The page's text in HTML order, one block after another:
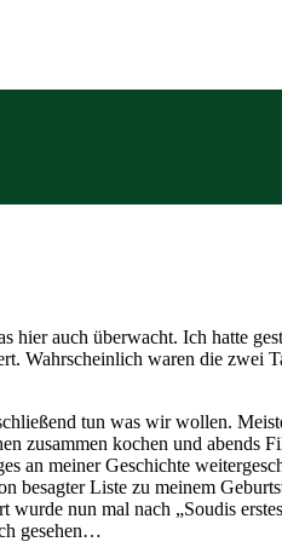
auch überwacht. Ich hatte
Wahrscheinlich waren die zwei
tun was wir wollen.
zusammen kochen und abends
an meiner Geschichte
Liste zu meinem
nun mal nach „Soudis
gesehen…